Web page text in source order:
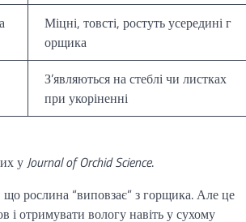
Міцні, товсті, ростуть усередині г
орщика
З’являються на стеблі чи листках
при укоріненні
у Journal of Orchid Science.
що рослина “виповзає” з горщика. Але це
отримувати вологу навіть у сухому